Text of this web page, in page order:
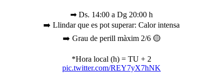
➡ Ds. 14:00 a Dg 20:00 h
➡️ Llindar que es pot superar: Calor intensa
➡️ Grau de perill màxim 2/6 🟡
*Hora local (h) = TU + 2
pic.twitter.com/REY7yX7hNK